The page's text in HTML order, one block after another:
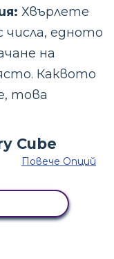
Хвърлете
числа, едното
на
Каквото
това
Повече Опций